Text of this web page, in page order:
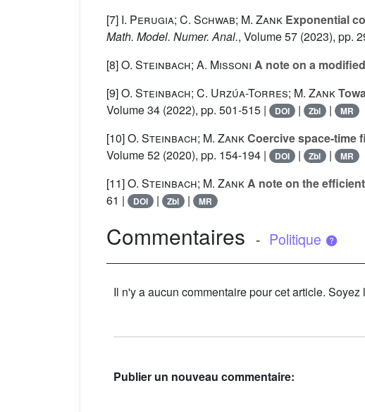
[7] I. Perugia; C. Schwab; M. Zank Exponential
Math. Model. Numer. Anal., Volume 57 (2023), pp.
[8]O. Steinbach; A. Missoni A note on a
[9]O. Steinbach; C. Urzúa-Torres; M. Zank
Volume 34 (2022), pp. 501-515 | DOI | Zbl | MR
[10]O. Steinbach; M. ZankCoercive space-time
Volume 52 (2020), pp. 154-194 | DOI | Zbl | MR
[11]O. Steinbach; M. ZankA note on the
61 |
DOI | Zbl | MR
Commentaires - Politique
Il n'y a aucun commentaire pour cet article.
Publier un nouveau commentaire: